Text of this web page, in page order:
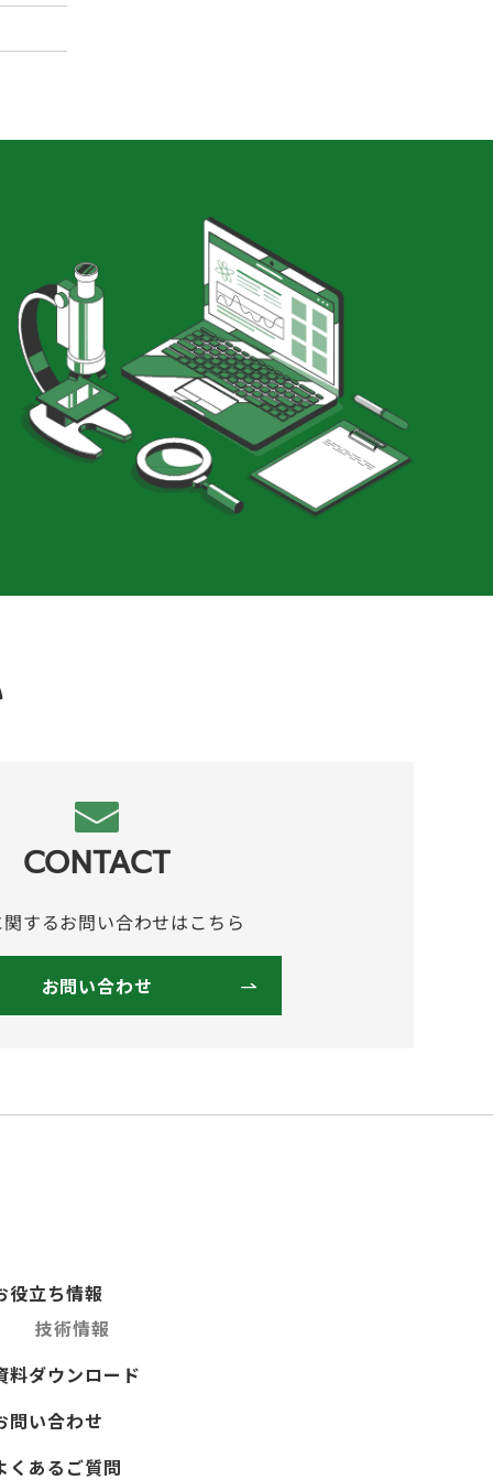
CONTACT
するお問い合わせはこちら
お問い合わせ
役立ち情報
技術情報
料ダウンロード
問い合わせ
くあるご質問